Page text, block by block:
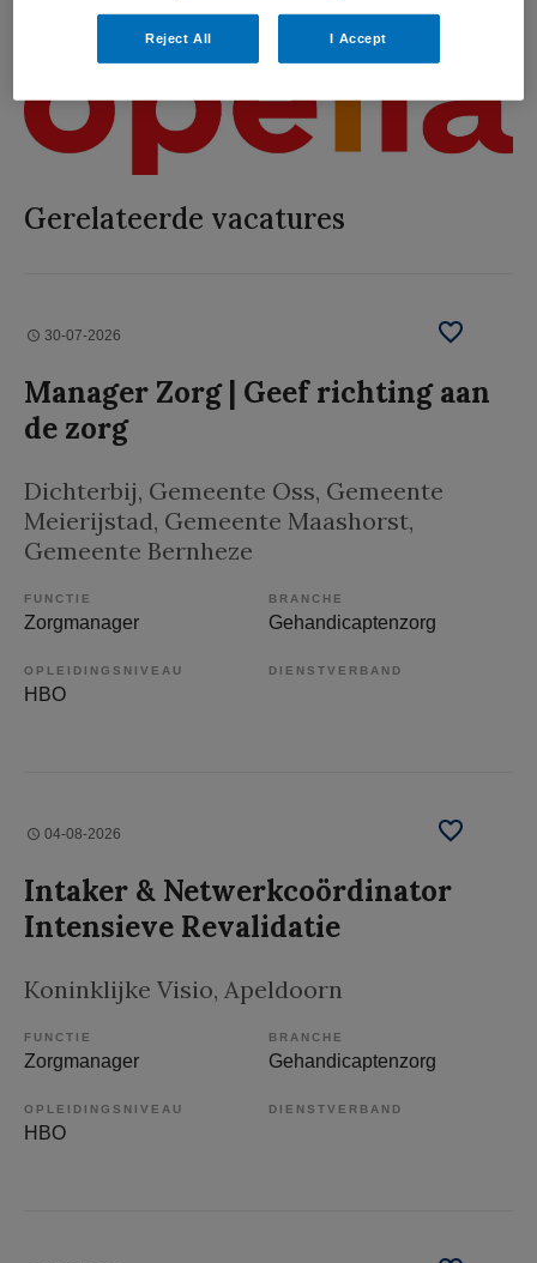
Gerelateerde vacatures
30-07-2026
Manager Zorg | Geef richting aan
de zorg
Dichterbij, Gemeente Oss, Gemeente
Meierijstad, Gemeente Maashorst,
Gemeente Bernheze
FUNCTIE
Zorgmanager
BRANCHE
Gehandicaptenzorg
OPLEIDINGSNIVEAU
HBO
DIENSTVERBAND
04-08-2026
Intaker & Netwerkcoördinator
Intensieve Revalidatie
Koninklijke Visio, Apeldoorn
FUNCTIE
Zorgmanager
BRANCHE
Gehandicaptenzorg
OPLEIDINGSNIVEAU
HBO
DIENSTVERBAND
Reject All I Accept